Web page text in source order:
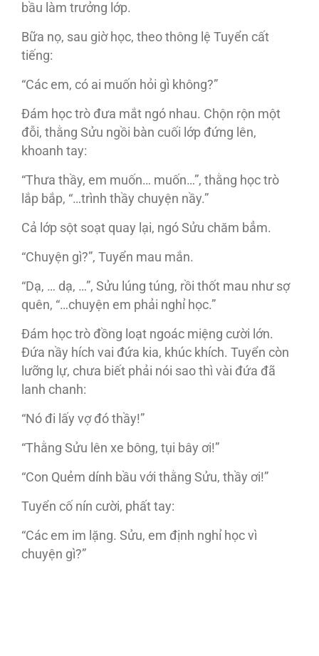
bầu làm trưởng lớp.
Bữa nọ, sau giờ học, theo thông lệ Tuyển cất
tiếng:
“Các em, có ai muốn hỏi gì không?”
Đám học trò đưa mắt ngó nhau. Chộn rộn một
đỗi, thằng Sửu ngồi bàn cuối lớp đứng lên,
khoanh tay:
“Thưa thầy, em muốn… muốn…”, thằng học trò
lắp bắp, “…trình thầy chuyện nầy.”
Cả lớp sột soạt quay lại, ngó Sửu chăm bẳm.
“Chuyện gì?”, Tuyển mau mắn.
“Dạ, … dạ, …”, Sửu lúng túng, rồi thốt mau như sợ
quên, “…chuyện em phải nghỉ học.”
Đám học trò đồng loạt ngoác miệng cười lớn.
Đứa nầy hích vai đứa kia, khúc khích. Tuyển còn
lưỡng lự, chưa biết phải nói sao thì vài đứa đã
lanh chanh:
“Nó đi lấy vợ đó thầy!”
“Thằng Sửu lên xe bông, tụi bây ơi!”
“Con Quẻm dính bầu với thằng Sửu, thầy ơi!”
Tuyển cố nín cười, phất tay:
“Các em im lặng. Sửu, em định nghỉ học vì
chuyện gì?”